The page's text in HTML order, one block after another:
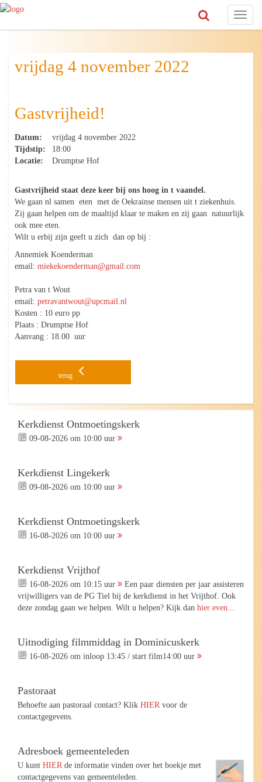
Toggle
vrijdag 4 november 2022
Gastvrijheid!
Datum:
vrijdag 4 november 2022
Tijdstip:
18:00
Locatie:
Drumptse Hof
Gastvrijheid staat deze keer bij ons hoog in t vaandel.
We gaan nl samen eten met de Oekrainse mensen uit t ziekenhuis.
Zij gaan helpen om de maaltijd klaar te maken en zij gaan natuurlijk
ook mee eten.
Wilt u erbij zijn geeft u zich dan op bij :
Annemiek Koenderman
email:miekekoenderman@gmail.com
Petra van t Wout
email:petravantwout@upcmail.nl
Kosten : 10 euro pp
Plaats : Drumptse Hof
Aanvang : 18.00 uur
terug
Kerkdienst Ontmoetingskerk
09-08-2026 om 10:00 uur
Kerkdienst Lingekerk
09-08-2026 om 10:00 uur
Kerkdienst Ontmoetingskerk
16-08-2026 om 10:00 uur
Kerkdienst Vrijthof
16-08-2026 om 10:15 uur
Een paar diensten per jaar assisteren
vrijwilligers van de PG Tiel bij de kerkdienst in het Vrijthof. Ook
deze zondag gaan we helpen. Wilt u helpen? Kijk dan hier even...
Uitnodiging filmmiddag in Dominicuskerk
16-08-2026 om inloop 13:45 / start film14:00 uur
Pastoraat
Behoefte aan pastoraal contact? Klik HIER voor de
contactgegevens.
Adresboek gemeenteleden
U kunt HIER de informatie vinden over het boekje met
contactgegevens van gemeenteleden.